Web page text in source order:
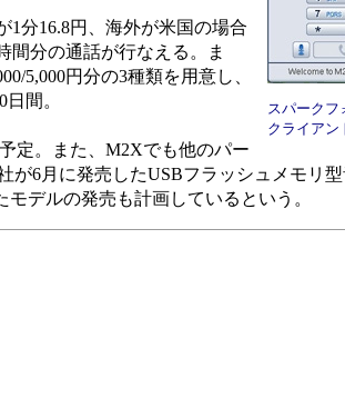
スパークフ
クライアン
分16.8円、海外が米国の場合
間分の通話が行なえる。ま
5,000円分の3種類を用意し、
間。
定。また、M2Xでも他のパー
が6月に発売したUSBフラッシュメモリ
モデルの発売も計画しているという。